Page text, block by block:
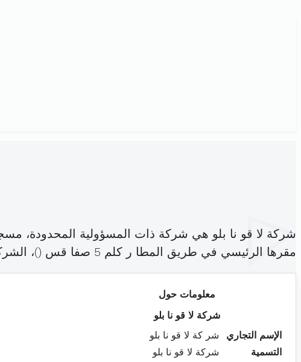
شركة لا قو نا بلو هي شركة ذات المسؤولية المحدودة،
مقرها الرئيسي في طريق المطا ر كلم 5 صفا قس (
)،
معلومات حول
شركة لا قو نا بلو
الإسم التجاري
شر كة لا قو نا بلو
التسمية
شركة لا قو نا بلو